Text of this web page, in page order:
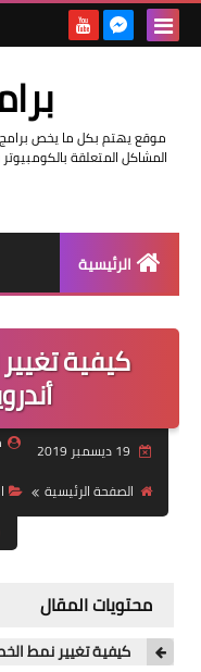
موقع يهتم بكل ما يخص برامج
المشاكل المتعلقة بالكومبيوتر
الرئيسية
كيفية
الصفحة الرئيسية
محتويات المقال
كيفية تغيير نمط